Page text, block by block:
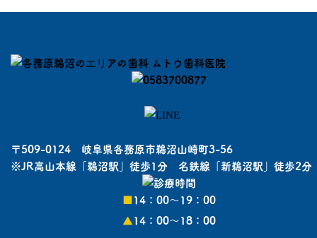
〒509-0124 岐阜県各務原市鵜沼山崎町3-56
※JR高山本線「鵜沼駅」徒歩1分 名鉄線「新鵜沼駅」徒歩2分
■14：00〜19：00
▲14：00〜18：00